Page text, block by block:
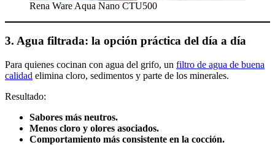
Rena Ware Aqua Nano CTU500
3. Agua filtrada: la opción práctica del día a día
Para quienes cocinan con agua del grifo, un filtro de agua de buena
calidad elimina cloro, sedimentos y parte de los minerales.
Resultado:
Sabores más neutros.
Menos cloro y olores asociados.
Comportamiento más consistente en la cocción.